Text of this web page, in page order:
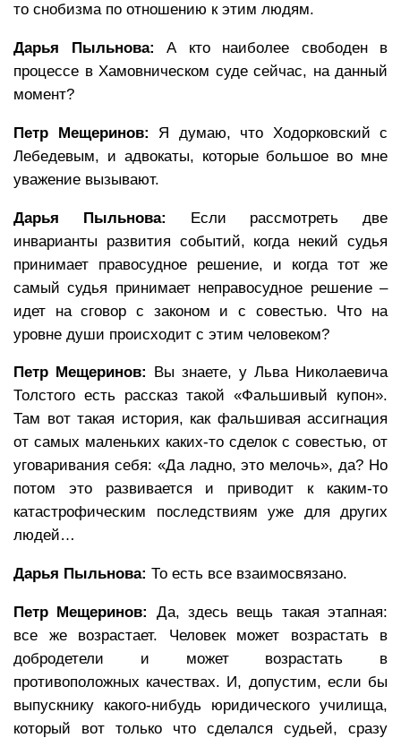
то снобизма по отношению к этим людям.
Дарья Пыльнова: А кто наиболее свободен в
процессе в Хамовническом суде сейчас, на данный
момент?
Петр Мещеринов: Я думаю, что Ходорковский с
Лебедевым, и адвокаты, которые большое во мне
уважение вызывают.
Дарья Пыльнова: Если рассмотреть две
инварианты развития событий, когда некий судья
принимает правосудное решение, и когда тот же
самый судья принимает неправосудное решение –
идет на сговор с законом и с совестью. Что на
уровне души происходит с этим человеком?
Петр Мещеринов:
Вы знаете, у Льва Николаевича
Толстого есть рассказ такой «Фальшивый купон».
Там вот такая история, как фальшивая ассигнация
от самых маленьких каких-то сделок с совестью, от
уговаривания себя: «Да ладно, это мелочь», да? Но
потом это развивается и приводит к каким-то
катастрофическим последствиям уже для других
людей…
Дарья Пыльнова: То есть все взаимосвязано.
Петр Мещеринов:
Да, здесь вещь такая этапная:
все же возрастает. Человек может возрастать в
добродетели и может возрастать в
противоположных качествах. И, допустим, если бы
выпускнику какого-нибудь юридического училища,
который вот только что сделался судьей, сразу